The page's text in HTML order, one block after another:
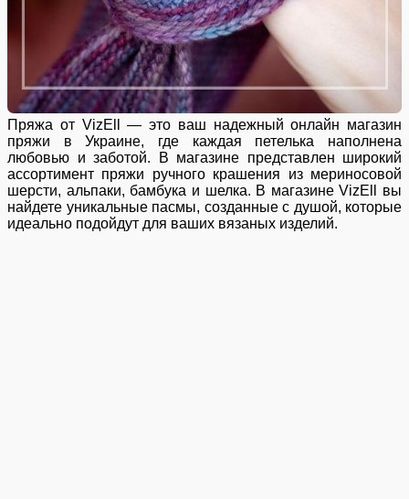
Пряжа от VizEll — это ваш надежный онлайн магазин
пряжи в Украине, где каждая петелька наполнена
любовью и заботой. В магазине представлен широкий
ассортимент пряжи ручного крашения из мериносовой
шерсти, альпаки, бамбука и шелка. В магазине VizEll вы
найдете уникальные пасмы, созданные с душой, которые
идеально подойдут для ваших вязаных изделий.